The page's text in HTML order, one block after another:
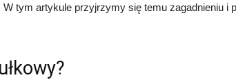
tym artykule przyjrzymy się temu zagadnieniu i